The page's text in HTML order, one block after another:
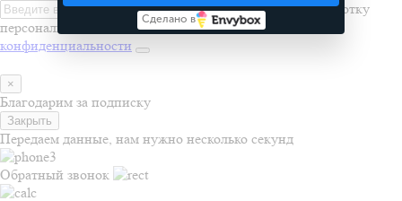
Я даю согласие на обработку
персональных данных и соглашаюсь сполитикой
конфиденциальности
×
Благодарим за подписку
Закрыть
Передаем данные, нам нужно несколько секунд
Обратный звонок
Сделано в